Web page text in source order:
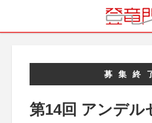
募集終
第14回 アンデル